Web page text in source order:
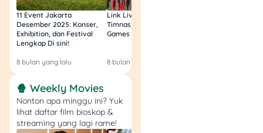
dalam katalognya.
Buat pengguna Amazon
Prime, ada keuntungan
tambahan karena dapet
akses ke Prime Music yang
udah include dalam
membership.
Amazon Music Unlimited
11 Event Jakarta
Desember 2025: Konser,
Exhibition, dan Festival
Lengkap Di sini!
8 bulan yang lalu
Link Live Streaming
Timnas vs Filipina SEA
Games Malam Ini, Gratis!
8 bulan yang lalu
🍿 Weekly Movies
Nonton apa minggu ini? Yuk
lihat daftar film bioskop &
streaming yang lagi rame!